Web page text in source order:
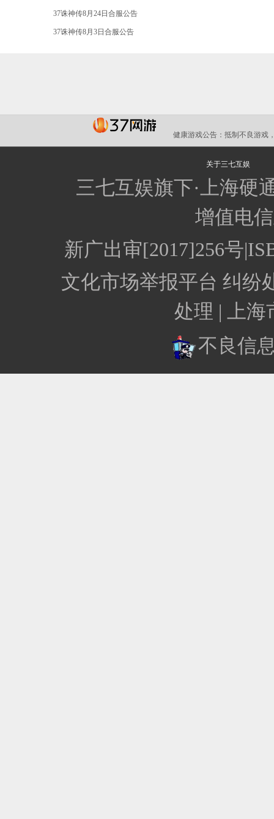
37诛神传8月24日合服公告
37诛神传8月3日合服公告
健康游戏公告： 抵制不良游戏
关于三七互娱
三七互娱旗下·上海硬
增值电
新广出审[2017]256号
文化市场举报平台 纠纷
处理 |
上
不良信